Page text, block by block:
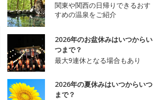
関東や関西の日帰りできるおす
すめの温泉をご紹介
2026年のお盆休みはいつからい
つまで？
最大9連休となる場合もあり
2026年の夏休みはいつからいつ
まで？